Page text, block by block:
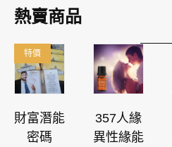
熱賣商品
特價
財富潛能
密碼
357人緣
異性緣能